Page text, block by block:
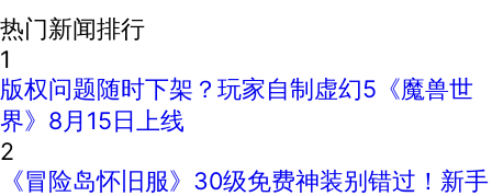
热门新闻排行
1
版权问题随时下架？玩家自制虚幻5《魔兽世
界》8月15日上线
2
《冒险岛怀旧服》30级免费神装别错过！新手